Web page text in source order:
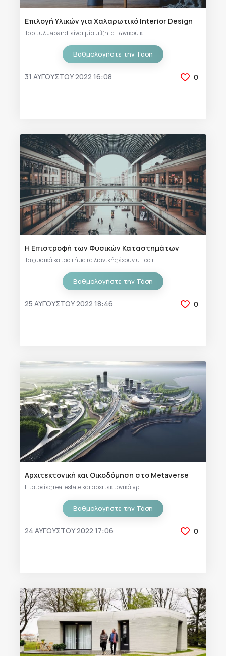
Επιλογή Υλικών για Χαλαρωτικό Interior Design
Το στυλ Japandi είναι μία μίξη Ιαπωνικού κ...
Βαθμολογήστε την Τάση
31 ΑΥΓΟΎΣΤΟΥ 2022 16:08 0
Η Επιστροφή των Φυσικών Καταστημάτων
Τα φυσικά καταστήματα λιανικής έχουν υποστ...
Βαθμολογήστε την Τάση
25 ΑΥΓΟΎΣΤΟΥ 2022 18:46 0
Αρχιτεκτονική και Οικοδόμηση στο Metaverse
Εταιρείες real estate και αρχιτεκτονικά γρ...
Βαθμολογήστε την Τάση
24 ΑΥΓΟΎΣΤΟΥ 2022 17:06 0